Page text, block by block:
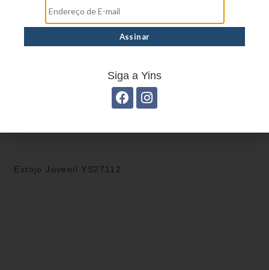
Estojo Juvenil YS27112
Estojo Juvenil YS27101
Siga a Yins